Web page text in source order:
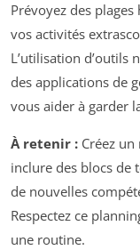
Prévoyez des
vos activités
L’utilisation d’outils
des applications de
vous aider à garder
À retenir : Créez
inclure des blocs de
de nouvelles
Respectez ce
une routine.